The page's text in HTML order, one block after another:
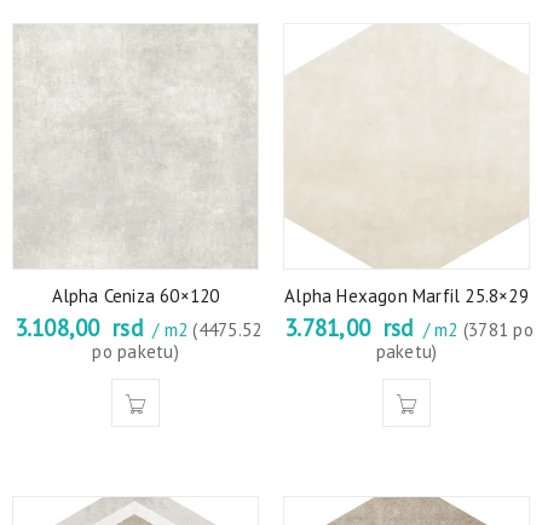
Alpha Ceniza 60×120
3.108,00 rsd / m2(4475.52
po paketu)
Alpha Hexagon Marfil 25.8×29
3.781,00 rsd / m2 (3781 po
paketu)